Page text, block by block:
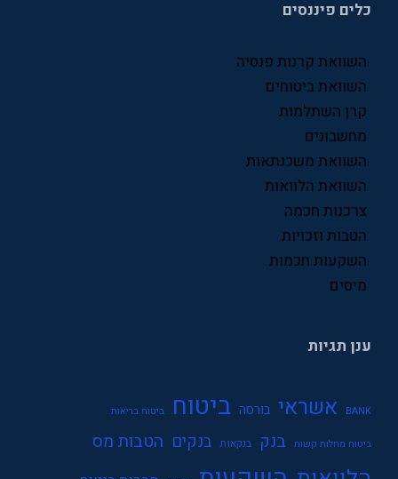
סניפי ביטוח לאומי
פיננסים
פנסיה
קרן פנסיה
שוק ההון
שכר
תעסוקה
כלים פיננסים
השוואת קרנות פנסיה
השוואת ביטוחים
קרן השתלמות
מחשבונים
השוואת משכנתאות
השוואת הלוואות
צרכנות חכמה
הטבות וזכויות
השקעות חכמות
מיסים
ענן תגיות
BANK אשראי בורסה ביטוח ביטוח בריאות
ביטוח מחלות קשות בנק בנקאות בנקים הטבות מס